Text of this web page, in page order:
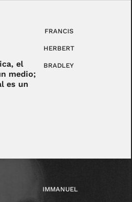
el
medio;
es un
FRANCIS
HERBERT
BRADLEY
IMMANUEL